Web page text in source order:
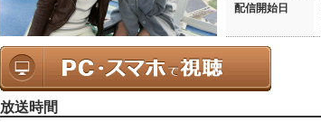
配信開始日
放送時間